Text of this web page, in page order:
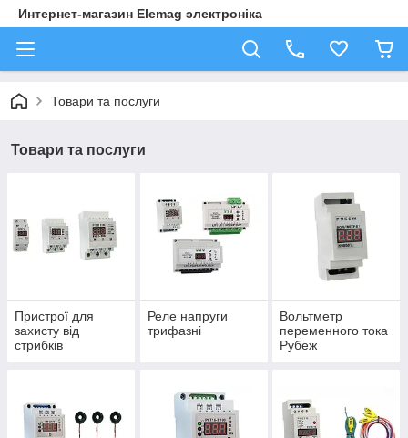
Интернет-магазин Elemag электроніка
Товари та послуги
Товари та послуги
Пристрої для
захисту від
стрибків
Реле напруги
трифазні
Вольтметр
переменного тока
Рубеж